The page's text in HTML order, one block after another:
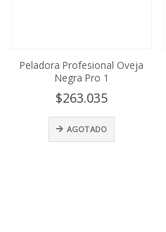
Peladora Profesional Oveja
Negra Pro 1
$263.035
AGOTADO